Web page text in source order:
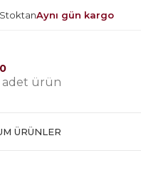
Aynı gün kargo
adet ürün
0
ÜRÜNLER